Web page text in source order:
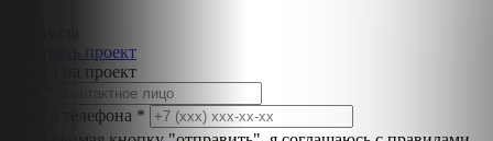
Смотреть проект
Заявка на проект
Номер телефона *